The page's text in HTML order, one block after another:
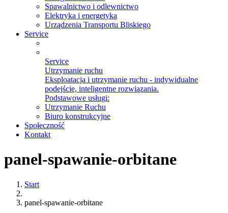
Spawalnictwo i odlewnictwo
Elektryka i energetyka
Urządzenia Transportu Bliskiego
Service
Service
Utrzymanie ruchu
Eksploatacja i utrzymanie ruchu - indywidualne
podejście, inteligentne rozwiązania.
Podstawowe usługi:
Utrzymanie Ruchu
Biuro konstrukcyjne
Społeczność
Kontakt
panel-spawanie-orbitane
Start
panel-spawanie-orbitane